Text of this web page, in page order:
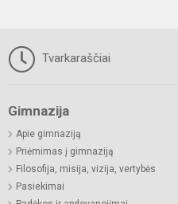
Tvarkaraščiai
Gimnazija
Apie gimnaziją
Priėmimas į gimnaziją
Filosofija, misija, vizija, vertybės
Pasiekimai